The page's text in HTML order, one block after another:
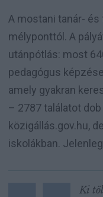
A mostani tanár-
mélyponttól. A
utánpótlás: most
pedagógus
amely gyakran
– 2787 találatot
közigállás.gov.hu,
iskolákban.
Ki